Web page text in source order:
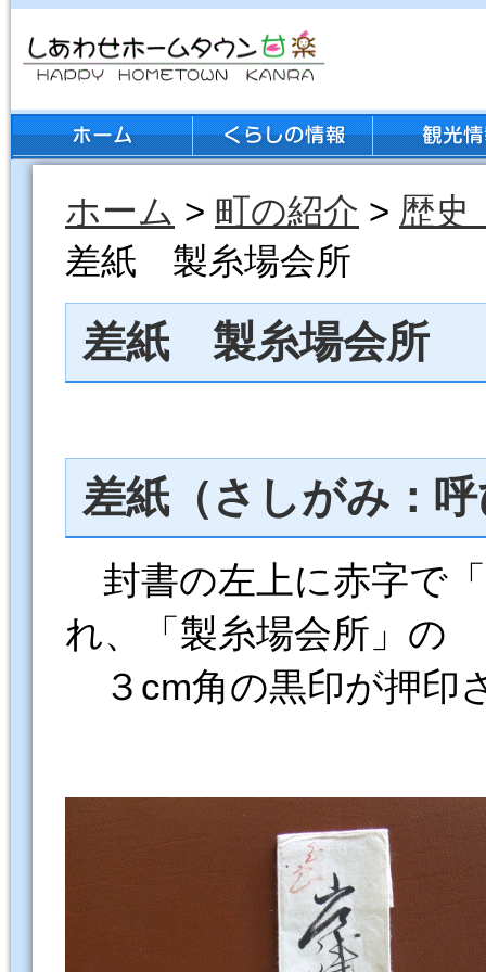
ホーム > 町の紹介 > 歴史
差紙 製糸場会所
差紙 製糸場会所
差紙（さしがみ：
封書の左上に赤字で
れ、「製糸場会所」の
３cm角の黒印が押印